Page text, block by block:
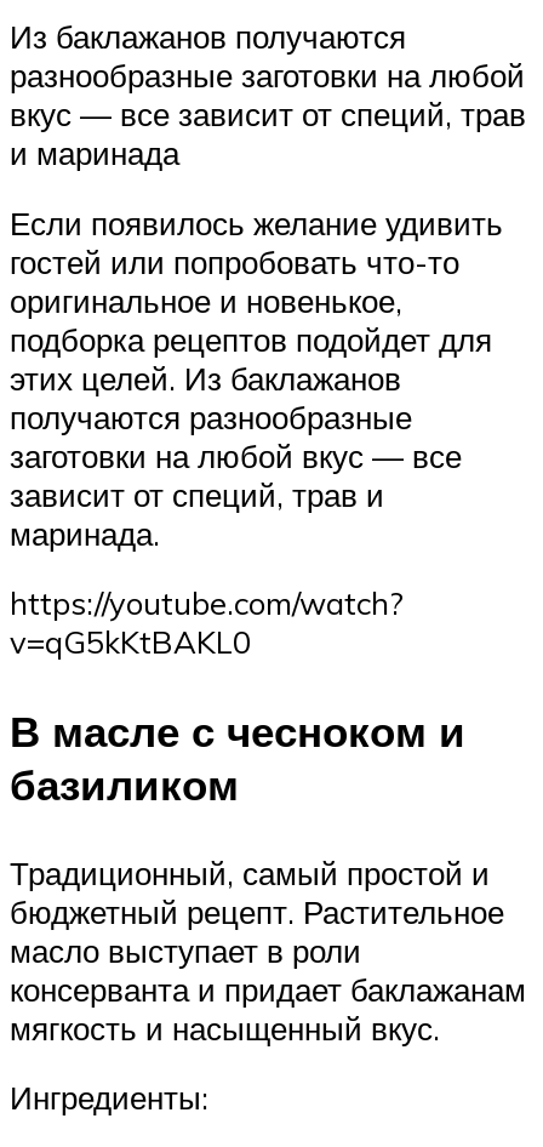
Из баклажанов получаются
разнообразные заготовки на любой
вкус — все зависит от специй, трав
и маринада
Если появилось желание удивить
гостей или попробовать что-то
оригинальное и новенькое,
подборка рецептов подойдет для
этих целей. Из баклажанов
получаются разнообразные
заготовки на любой вкус — все
зависит от специй, трав и
маринада.
https://youtube.com/watch?
v=qG5kKtBAKL0
В масле с чесноком и
базиликом
Традиционный, самый простой и
бюджетный рецепт. Растительное
масло выступает в роли
консерванта и придает баклажанам
мягкость и насыщенный вкус.
Ингредиенты: